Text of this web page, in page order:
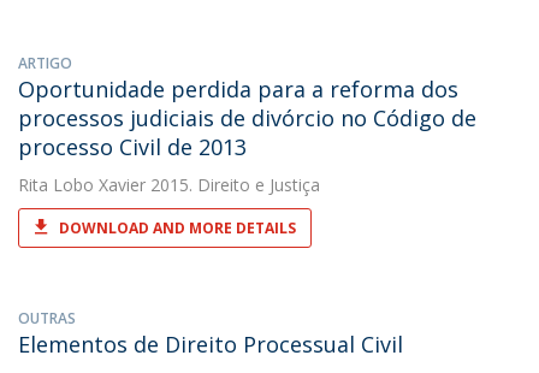
ARTIGO
Oportunidade perdida para a reforma dos
processos judiciais de divórcio no Código de
processo Civil de 2013
Rita Lobo Xavier 2015. Direito e Justiça
DOWNLOAD AND MORE DETAILS
OUTRAS
Elementos de Direito Processual Civil